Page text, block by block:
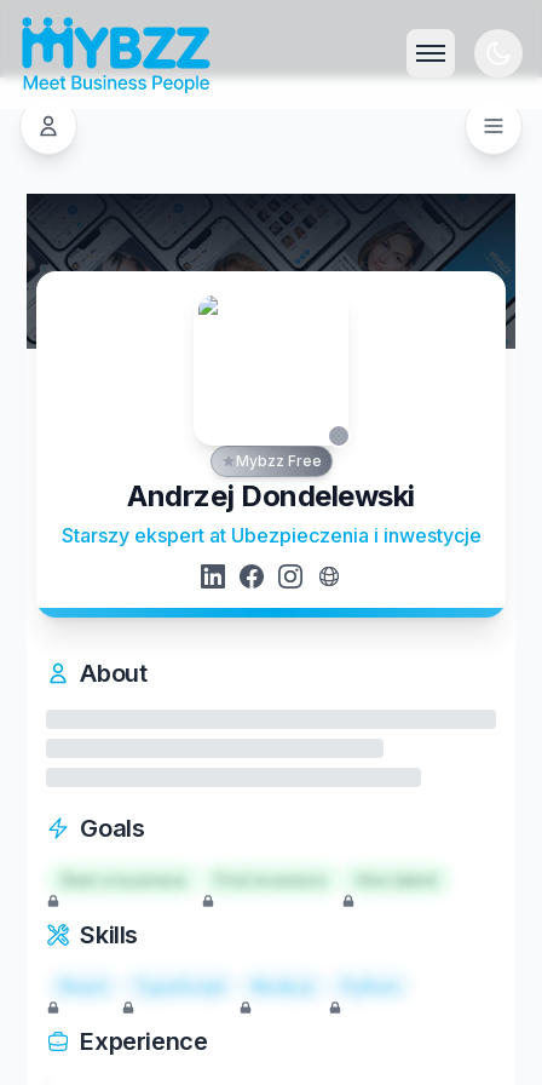
Mybzz Free
Andrzej Dondelewski
Starszy ekspert at Ubezpieczenia i inwestycje
About
Goals
Start a business Hire talent
Skills
React TypeScript Node.js Python
Experience